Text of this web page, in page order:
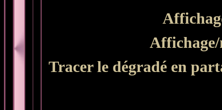
Tracer le dégradé en